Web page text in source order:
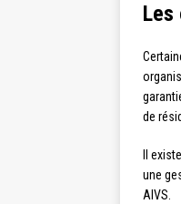
Les
de
Il
une
AIVS.